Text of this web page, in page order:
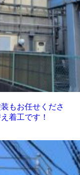
もお任せくださ
着工です！